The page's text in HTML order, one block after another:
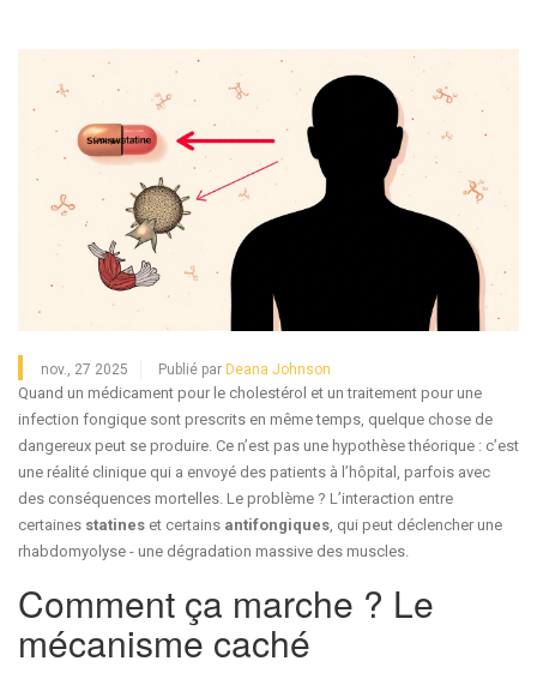
nov., 27 2025 Publié par Deana Johnson
Quand un médicament pour le cholestérol et un traitement pour une
infection fongique sont prescrits en même temps, quelque chose de
dangereux peut se produire. Ce n’est pas une hypothèse théorique : c’est
une réalité clinique qui a envoyé des patients à l’hôpital, parfois avec
des conséquences mortelles. Le problème ? L’interaction entre
certaines statines et certains antifongiques, qui peut déclencher une
rhabdomyolyse - une dégradation massive des muscles.
Comment ça marche ? Le
mécanisme caché